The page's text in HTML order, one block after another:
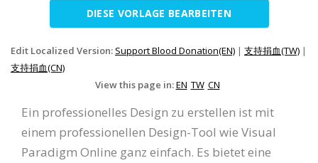
DIESE VORLAGE BEARBEITEN
Edit Localized Version: Support Blood Donation(EN) | 支持捐血(TW) |
支持捐血(CN)
View this page in:EN TW CN
Ein professionelles Design zu erstellen ist mit
einem professionellen Design-Tool wie Visual
Paradigm Online ganz einfach. Es bietet eine